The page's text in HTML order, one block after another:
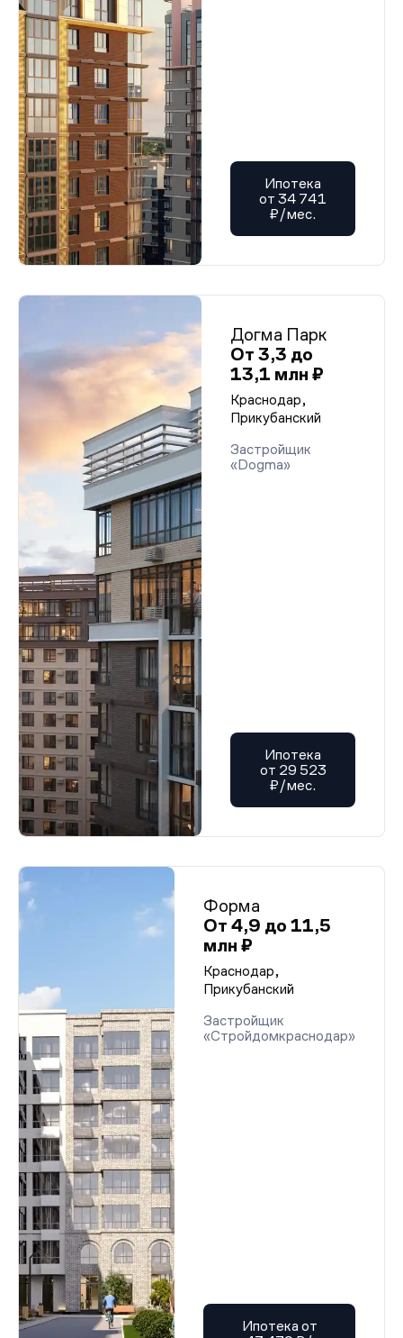
Ипотека
от 34 741
₽/мес.
Догма Парк
От 3,3 до
13,1 млн ₽
Краснодар,
Прикубанский
Застройщик
«Dogma»
Ипотека
от 29 523
₽/мес.
Форма
От 4,9 до 11,5
млн ₽
Краснодар,
Прикубанский
Застройщик
«Стройдомкраснодар»
Ипотека от